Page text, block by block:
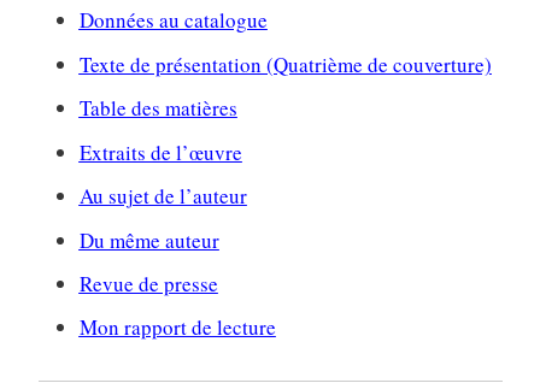
Données au catalogue
Texte de présentation (Quatrième de couverture)
Table des matières
Extraits de l’œuvre
Au sujet de l’auteur
Du même auteur
Revue de presse
Mon rapport de lecture